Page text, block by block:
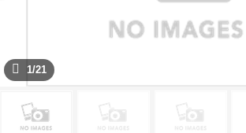
1/21